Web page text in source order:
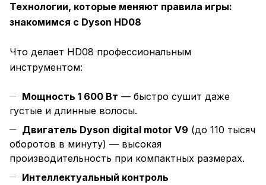
Технологии, которые меняют правила игры:
знакомимся с Dyson HD08
Что делает HD08 профессиональным
инструментом:
Мощность 1 600 Вт — быстро сушит даже
густые и длинные волосы.
Двигатель Dyson digital motor V9 (до 110 тысяч
оборотов в минуту) — высокая
производительность при компактных размерах.
Интеллектуальный контроль